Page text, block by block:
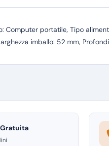
Computer portatile, Tipo
imballo: 52 mm,